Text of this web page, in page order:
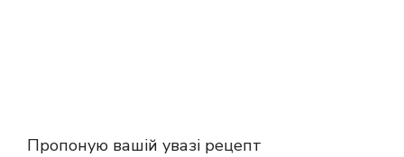
Пропоную вашій увазі рецепт